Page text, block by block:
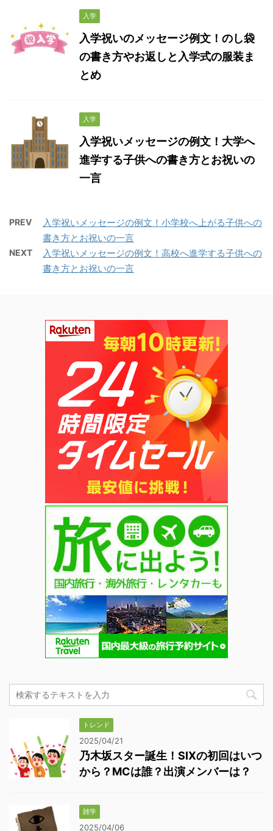
入学
入学祝いのメッセージ例文！のし袋
の書き方やお返しと入学式の服装ま
とめ
入学
入学祝いメッセージの例文！大学へ
進学する子供への書き方とお祝いの
一言
PREV
入学祝いメッセージの例文！小学校へ上がる子供への
書き方とお祝いの一言
NEXT
入学祝いメッセージの例文！高校へ進学する子供への
書き方とお祝いの一言
トレンド
2025/04/21
乃木坂スター誕生！SIXの初回はいつ
から？MCは誰？出演メンバーは？
雑学
2025/04/06